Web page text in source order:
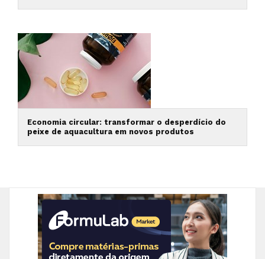
Economia circular: transformar o desperdício do
peixe de aquacultura em novos produtos